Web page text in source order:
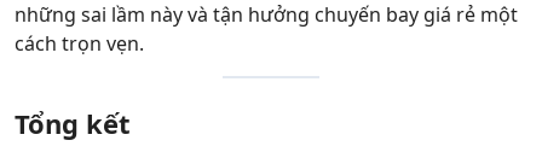
những sai lầm này và tận hưởng chuyến bay giá rẻ một
cách trọn vẹn.
Tổng kết